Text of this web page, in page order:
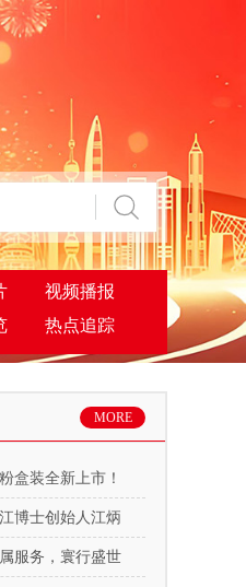
视频播报
热点追踪
MORE
盒装全新上市！
博士创始人江炳
服务，寰行盛世